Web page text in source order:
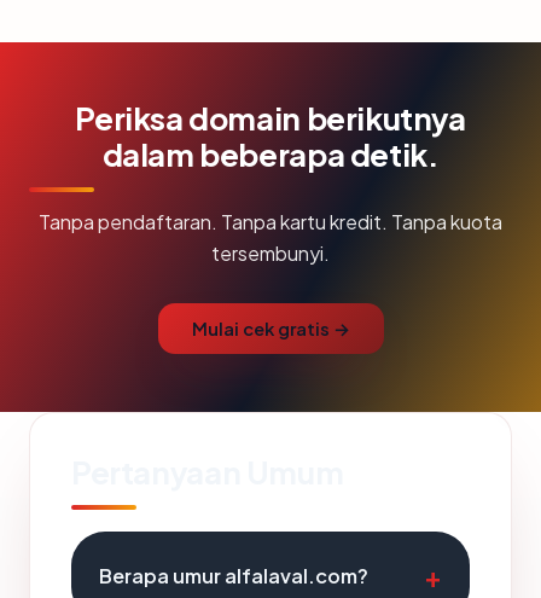
Periksa domain berikutnya
dalam beberapa detik.
Tanpa pendaftaran. Tanpa kartu kredit. Tanpa kuota
tersembunyi.
Mulai cek gratis →
Berapa umur alfalaval.com?